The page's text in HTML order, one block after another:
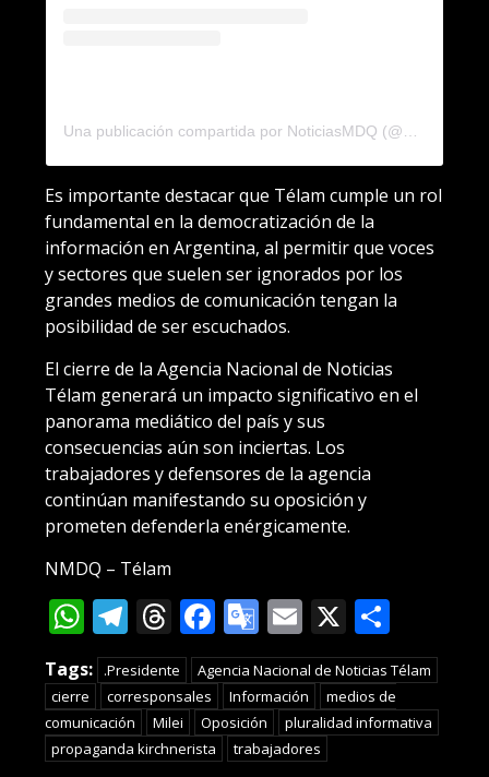
Una publicación compartida por NoticiasMDQ (@noticiasmdq)
Es importante destacar que Télam cumple un rol
fundamental en la democratización de la
información en Argentina, al permitir que voces
y sectores que suelen ser ignorados por los
grandes medios de comunicación tengan la
posibilidad de ser escuchados.
El cierre de la Agencia Nacional de Noticias
Télam generará un impacto significativo en el
panorama mediático del país y sus
consecuencias aún son inciertas. Los
trabajadores y defensores de la agencia
continúan manifestando su oposición y
prometen defenderla enérgicamente.
NMDQ – Télam
WhatsApp
Telegram
Threads
Facebook
Google
Translate
Email
X
Tags: .Presidente
Agencia Nacional de Noticias Télam
cierre
corresponsales Información
medios de
comunicación
Milei Oposición
pluralidad informativa
propaganda kirchnerista
trabajadores